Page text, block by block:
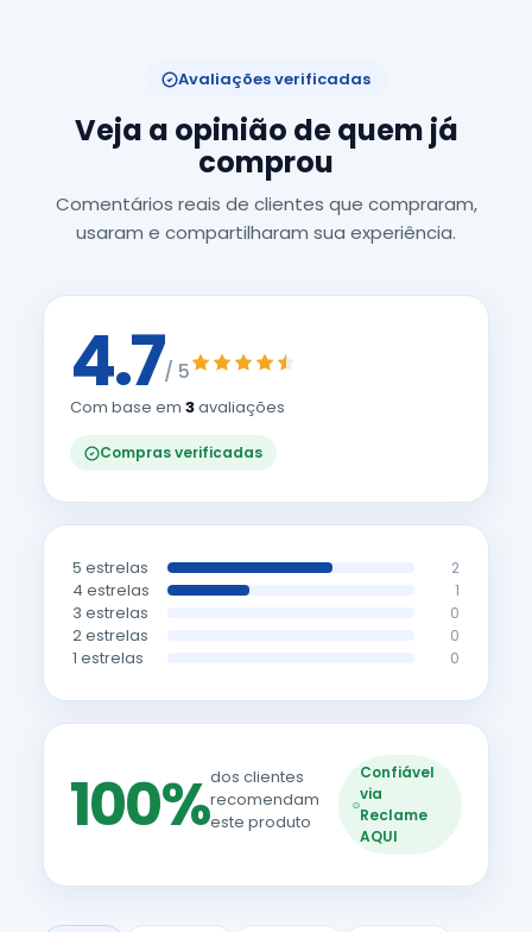
Avaliações verificadas
Veja a opinião de quem já
comprou
Comentários reais de clientes que compraram,
usaram e compartilharam sua experiência.
4.7/ 5
Com base em 3avaliações
Compras verificadas
5 estrelas 2
4 estrelas 1
3 estrelas 0
2 estrelas 0
1 estrelas 0
100%dos clientes
recomendam
este produto
Confiável
via
Reclame
AQUI